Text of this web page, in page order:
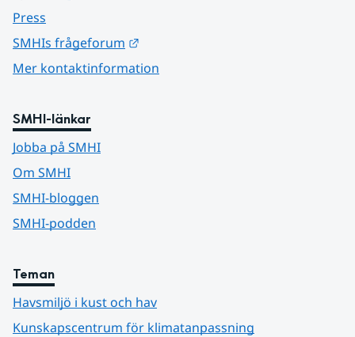
Press
SMHIs frågeforum
Mer kontaktinformation
SMHI-länkar
Jobba på SMHI
Om SMHI
SMHI-bloggen
SMHI-podden
Teman
Havsmiljö i kust och hav
Kunskapscentrum för klimatanpassning